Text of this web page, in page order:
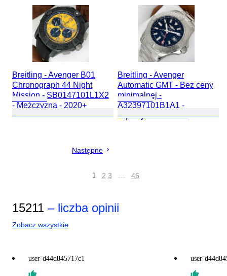
Breitling - Avenger B01
Chronograph 44 Night
Mission - SB0147101L1X2
- Mężczyzna - 2020+
Breitling - Avenger
Automatic GMT - Bez ceny
minimalnej -
A32397101B1A1 -
Mężczyzna - 2020+
Następne
1 2 3 … 46
15211 – liczba opinii
Zobacz wszystkie
user-d44d845717c1 user-